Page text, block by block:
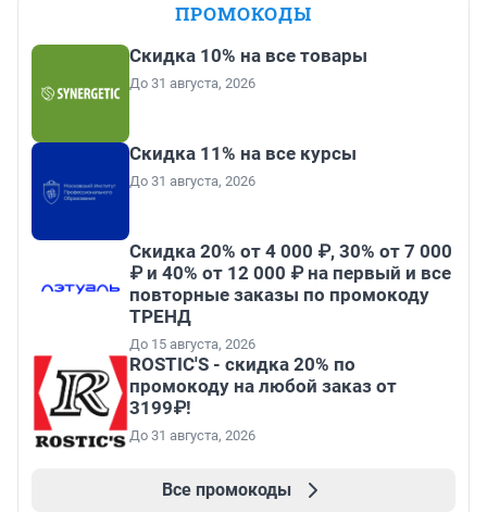
ПРОМОКОДЫ
Скидка 10% на все товары
До 31 августа, 2026
Скидка 11% на все курсы
До 31 августа, 2026
Скидка 20% от 4 000 ₽, 30% от 7 000
₽ и 40% от 12 000 ₽ на первый и все
повторные заказы по промокоду
ТРЕНД
До 15 августа, 2026
ROSTIC'S - скидка 20% по
промокоду на любой заказ от
3199₽!
До 31 августа, 2026
Все промокоды